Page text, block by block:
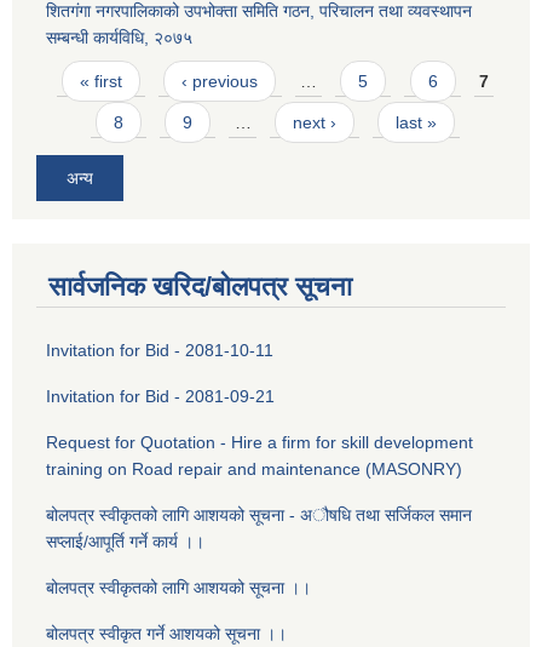
शितगंगा नगरपालिकाको उपभोक्ता समिति गठन, परिचालन तथा व्यवस्थापन
सम्बन्धी कार्यविधि, २०७५
Pages
« first ‹ previous 5 6 7
8 9 next › last »
अन्य
सार्वजनिक खरिद/बोलपत्र सूचना
Invitation for Bid - 2081-10-11
Invitation for Bid - 2081-09-21
Request for Quotation - Hire a firm for skill development
training on Road repair and maintenance (MASONRY)
बोलपत्र स्वीकृतको लागि आशयको सूचना - ‌अौषधि तथा सर्जिकल समान
सप्लाई/आपूर्ति गर्ने कार्य ।।
बोलपत्र स्वीकृतको लागि आशयको सूचना ।।
बोलपत्र स्वीकृत गर्ने आशयको सूचना ।।